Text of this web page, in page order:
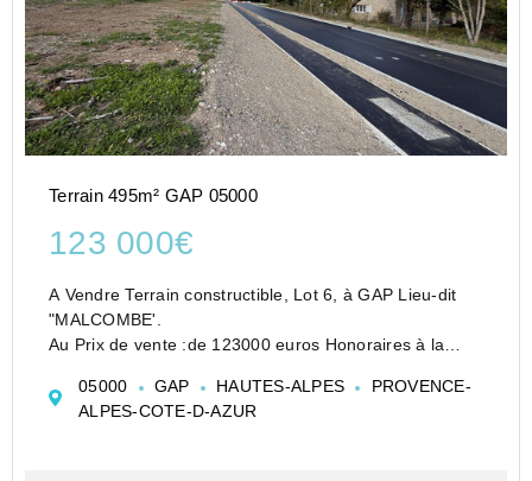
Terrain 495m² GAP 05000
123 000€
A Vendre Terrain constructible, Lot 6, à GAP Lieu-dit
"MALCOMBE'.
Au Prix de vente :de 123000 euros Honoraires à la
Découvrez ce terrain constructible situé dans un
lotissement de 9 lots, au sein d'un secteur calme ...
05000 GAP HAUTES-ALPES
PROVENCE-
ALPES-COTE-D-AZUR